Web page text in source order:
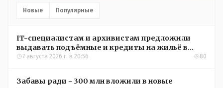
Новые Популярные
IT-специалистам и архивистам предложили
выдавать подъёмные и кредиты на жильё в
сёлах Казахстана
7 августа 2026 г. в 20:56 80
Забавы ради - 300 млн вложили в новые